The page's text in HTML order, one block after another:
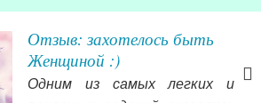
Отзыв: захотелось быть
Женщиной :)
Одним из самых легких и